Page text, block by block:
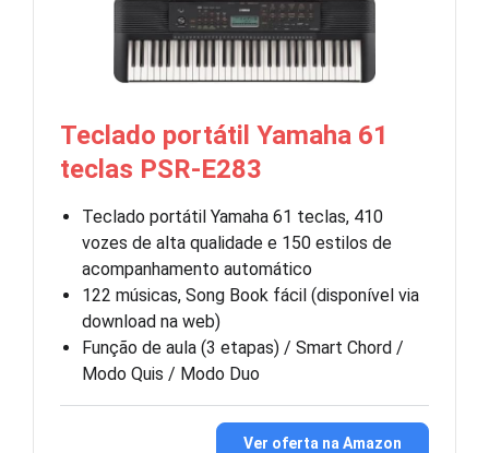
Teclado portátil Yamaha 61
teclas PSR-E283
Teclado portátil Yamaha 61 teclas, 410
vozes de alta qualidade e 150 estilos de
acompanhamento automático
122 músicas, Song Book fácil (disponível via
download na web)
Função de aula (3 etapas) / Smart Chord /
Modo Quis / Modo Duo
Ver oferta na Amazon